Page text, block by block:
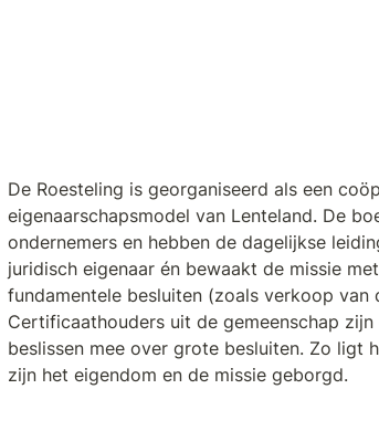
De Roesteling is georganiseerd als een
eigenaarschapsmodel van Lenteland. De
ondernemers en hebben de dagelijkse
juridisch eigenaar én bewaakt de missie
fundamentele besluiten (zoals verkoop
Certificaathouders uit de gemeenschap
beslissen mee over grote besluiten. Zo ligt
zijn het eigendom en de missie geborgd.